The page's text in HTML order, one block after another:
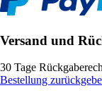
Versand und
30 Tage
Bestellung